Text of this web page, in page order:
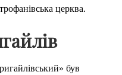
церква.
був